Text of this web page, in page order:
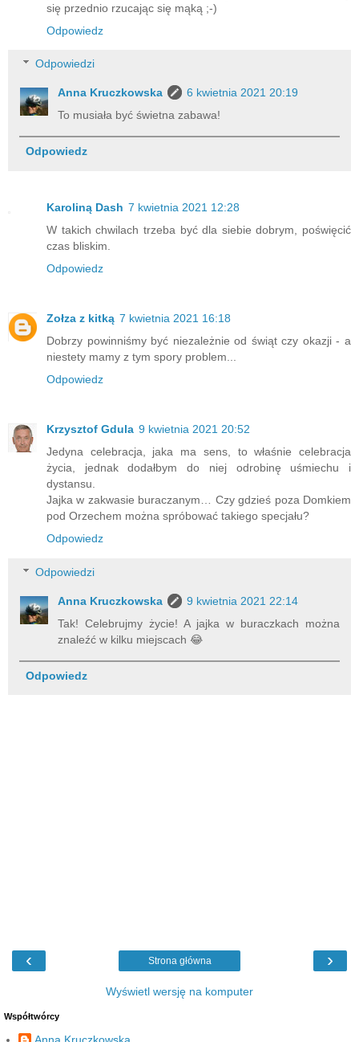
się przednio rzucając się mąką ;-)
Odpowiedz
Odpowiedzi
Anna Kruczkowska
6 kwietnia 2021 20:19
To musiała być świetna zabawa!
Odpowiedz
Karoliną Dash 7 kwietnia 2021 12:28
W takich chwilach trzeba być dla siebie dobrym, poświęcić
czas bliskim.
Odpowiedz
Zołza z kitką 7 kwietnia 2021 16:18
Dobrzy powinniśmy być niezależnie od świąt czy okazji - a
niestety mamy z tym spory problem...
Odpowiedz
Krzysztof Gdula 9 kwietnia 2021 20:52
Jedyna celebracja, jaka ma sens, to właśnie celebracja
życia, jednak dodałbym do niej odrobinę uśmiechu i
dystansu.
Jajka w zakwasie buraczanym… Czy gdzieś poza Domkiem
pod Orzechem można spróbować takiego specjału?
Odpowiedz
Odpowiedzi
Anna Kruczkowska
9 kwietnia 2021 22:14
Tak! Celebrujmy życie! A jajka w buraczkach można
znaleźć w kilku miejscach 😂
Odpowiedz
‹ ›
Strona główna
Wyświetl wersję na komputer
Współtwórcy
Anna Kruczkowska